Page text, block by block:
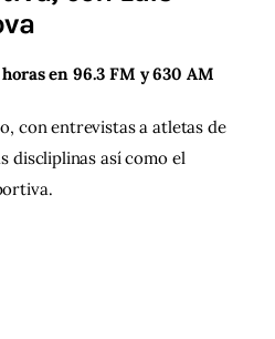
en 96.3 FM y 630 AM
con entrevistas a atletas de
discliplinas así como el